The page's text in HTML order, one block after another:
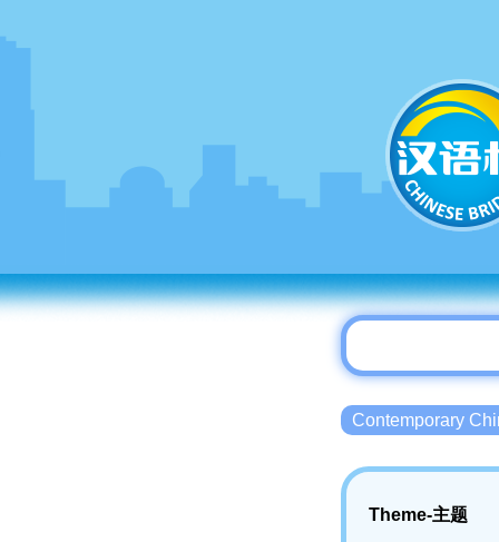
Contemporary
Theme-主题